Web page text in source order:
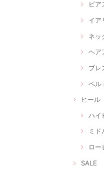
ピア
イア
ネッ
ヘア
ブレ
ベル
ヒール
ハイ
ミ
ロ
SALE